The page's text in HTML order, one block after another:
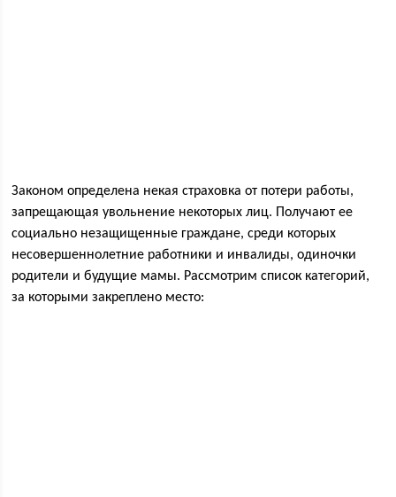
Законом определена некая страховка от потери работы,
запрещающая увольнение некоторых лиц. Получают ее
социально незащищенные граждане, среди которых
несовершеннолетние работники и инвалиды, одиночки
родители и будущие мамы. Рассмотрим список категорий,
за которыми закреплено место: